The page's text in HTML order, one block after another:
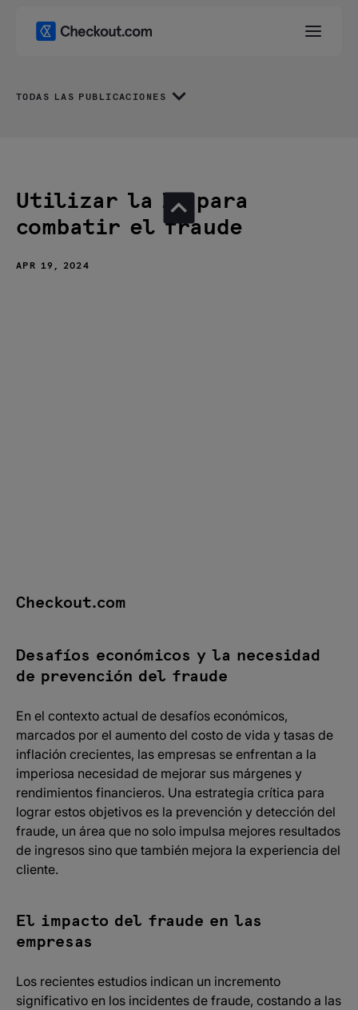
TODAS LAS PUBLICACIONES
Utilizar la IA para
combatir el fraude
APR 19, 2024
Checkout.com
Desafíos económicos y la necesidad
de prevención del fraude
En el contexto actual de desafíos económicos,
marcados por el aumento del costo de vida y tasas de
inflación crecientes, las empresas se enfrentan a la
imperiosa necesidad de mejorar sus márgenes y
rendimientos financieros. Una estrategia crítica para
lograr estos objetivos es la prevención y detección del
fraude, un área que no solo impulsa mejores resultados
de ingresos sino que también mejora la experiencia del
cliente.
El impacto del fraude en las
empresas
Los recientes estudios indican un incremento
significativo en los incidentes de fraude, costando a las